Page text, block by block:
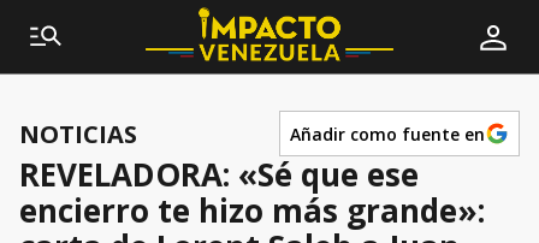
NOTICIAS Añadir como fuente en
REVELADORA: «Sé que ese
encierro te hizo más grande»: